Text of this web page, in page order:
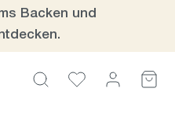
Backen und